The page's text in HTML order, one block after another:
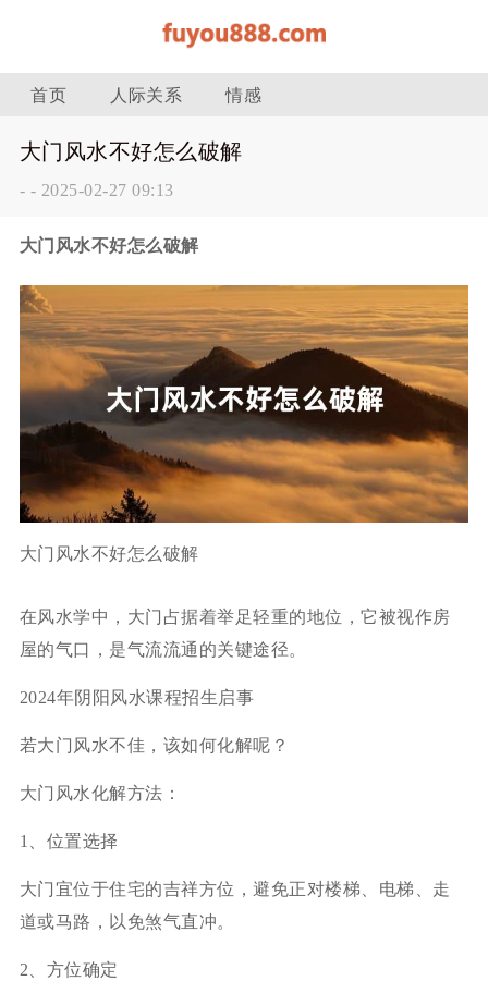
首页 人际关系 情感
大门风水不好怎么破解
- - 2025-02-27 09:13
大门风水不好怎么破解
大门风水不好怎么破解
在风水学中，大门占据着举足轻重的地位，它被视作房
屋的气口，是气流流通的关键途径。
2024年阴阳风水课程招生启事
若大门风水不佳，该如何化解呢？
大门风水化解方法：
1、位置选择
大门宜位于住宅的吉祥方位，避免正对楼梯、电梯、走
道或马路，以免煞气直冲。
2、方位确定